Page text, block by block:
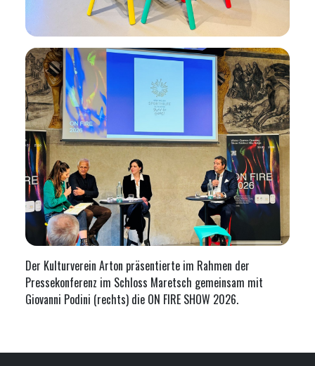
Der Kulturverein Arton präsentierte im Rahmen der
Pressekonferenz im Schloss Maretsch gemeinsam mit
Giovanni Podini (rechts) die ON FIRE SHOW 2026.